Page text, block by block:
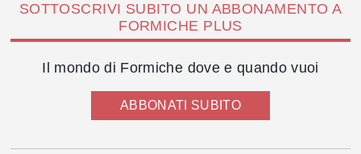
SOTTOSCRIVI SUBITO UN ABBONAMENTO A
FORMICHE PLUS
Il mondo di Formiche dove e quando vuoi
ABBONATI SUBITO